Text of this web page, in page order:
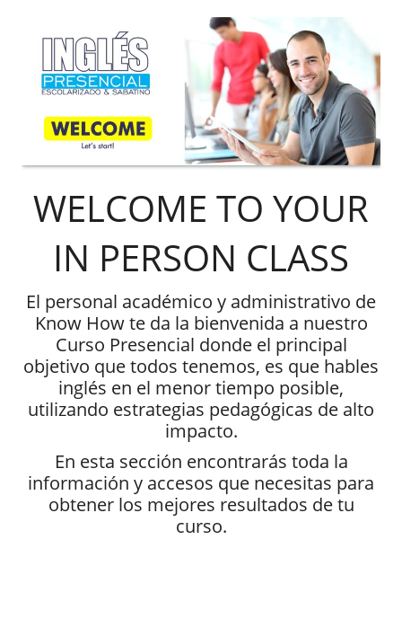
WELCOME TO YOUR
IN PERSON CLASS
El personal académico y administrativo de
Know How te da la bienvenida a nuestro
Curso Presencial donde el principal
objetivo que todos tenemos, es que hables
inglés en el menor tiempo posible,
utilizando estrategias pedagógicas de alto
impacto.
En esta sección encontrarás toda la
información y accesos que necesitas para
obtener los mejores resultados de tu
curso.